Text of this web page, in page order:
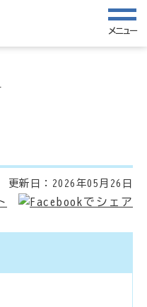
メニュー
更新日： 2026年05月26日